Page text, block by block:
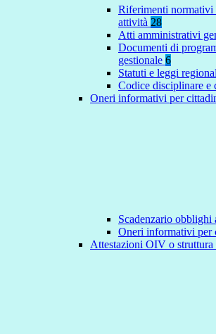
Riferimenti normativi
attività 28
Atti amministrativi
Documenti di
gestionale 6
Statuti e leggi
Codice disciplinare e
Oneri informativi per
Scadenzario obblighi
Oneri informativi per
Attestazioni OIV o struttura